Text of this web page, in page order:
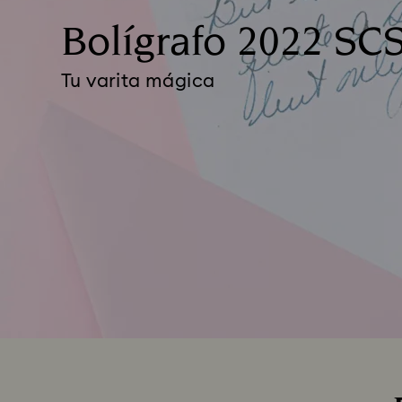
Bolígrafo 2022
Tu varita mágica